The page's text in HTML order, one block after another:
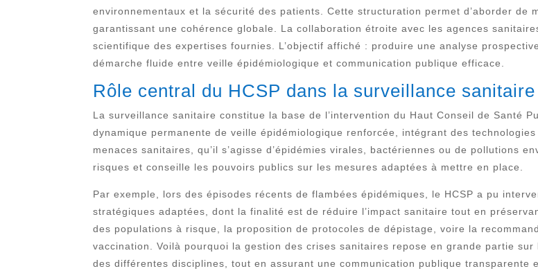
environnementaux et la sécurité des patients. Cette structuration permet d’aborder de
garantissant une cohérence globale. La collaboration étroite avec les agences
scientifique des expertises fournies. L’objectif affiché : produire une analyse
démarche fluide entre veille épidémiologique et communication publique efficace.
Rôle central du HCSP dans la surveillance
La surveillance sanitaire constitue la base de l’intervention du Haut Conseil de Santé
dynamique permanente de veille épidémiologique renforcée, intégrant des
menaces sanitaires, qu’il s’agisse d’épidémies virales, bactériennes ou de pollutions
risques et conseille les pouvoirs publics sur les mesures adaptées à mettre en place.
Par exemple, lors des épisodes récents de flambées épidémiques, le HCSP a pu
stratégiques adaptées, dont la finalité est de réduire l’impact sanitaire tout en
des populations à risque, la proposition de protocoles de dépistage, voire la
vaccination. Voilà pourquoi la gestion des crises sanitaires repose en grande partie
des différentes disciplines, tout en assurant une communication publique transparente